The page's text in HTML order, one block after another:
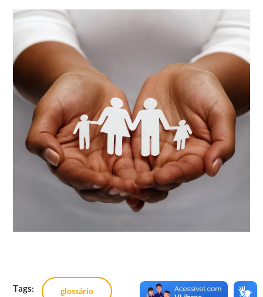
Tags: glossário